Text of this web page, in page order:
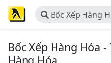
Bốc Xếp Hàng
Xếp Hàng Hóa
Bốc Xếp Hàng Hóa
Hàng Hóa